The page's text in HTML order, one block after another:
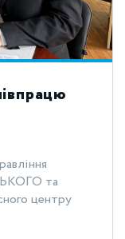
та
центру